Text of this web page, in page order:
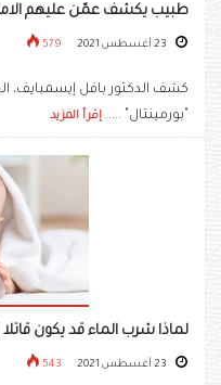
طبيب يكشف عمّن عليهم
579
كشف الدكتور بافل
"بورمينتال" ..... إقرأ المزيد
لماذا شرب الماء قد يكون
543